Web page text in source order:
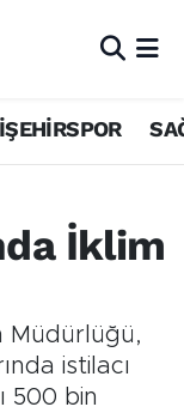
İklim
Müdürlüğü,
istilacı
500 bin